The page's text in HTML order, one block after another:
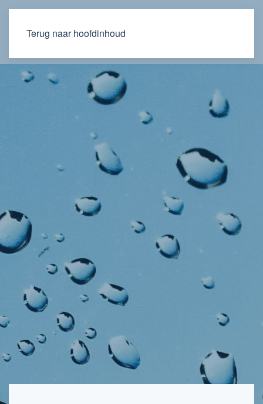
Terug naar hoofdinhoud